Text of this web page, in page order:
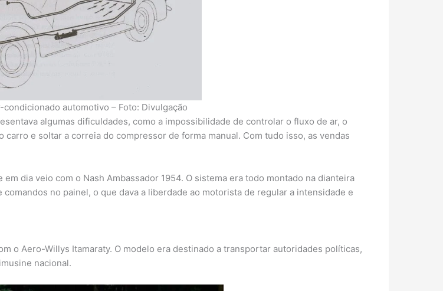
automotivo – Foto: Divulgação
algumas dificuldades, como a impossibilidade de controlar o fluxo de ar, o
e soltar a correia do compressor de forma manual. Com tudo isso, as vendas
dia veio com o Nash Ambassador 1954. O sistema era todo montado na dianteira
no painel, o que dava a liberdade ao motorista de regular a intensidade e
o Aero-Willys Itamaraty. O modelo era destinado a transportar autoridades políticas,
nacional.